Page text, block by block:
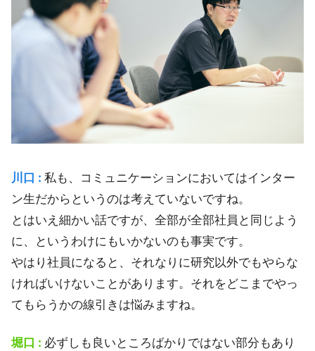
川口 : 私も、コミュニケーションにおいてはインター
ン生だからというのは考えていないですね。
とはいえ細かい話ですが、全部が全部社員と同じよう
に、というわけにもいかないのも事実です。
やはり社員になると、それなりに研究以外でもやらな
ければいけないことがあります。それをどこまでやっ
てもらうかの線引きは悩みますね。
堀口 : 必ずしも良いところばかりではない部分もあり